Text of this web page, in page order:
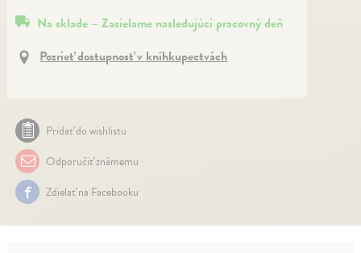
Na sklade – Zasielame nasledujúci pracovný deň
Pozrieť dostupnosť v kníhkupectvách
Pridať do wishlistu
Odporučiť známemu
Zdielať na Facebooku